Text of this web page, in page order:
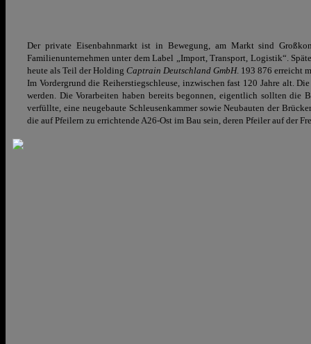
Der private Eisenbahnmarkt ist in Bewegung, am Markt sind
Familienunternehmen unter dem Label „Import, Transport, Logistik“.
heute als Teil der Holding Captrain Deutschland GmbH. 193 876 erreicht
Im Vordergrund die Reiherstiegschleuse, inzwischen fast 120 Jahre alt.
werden. Die Vorarbeiten haben bereits begonnen, eigentlich sollten
verfüllte, eine neugebaute Schleusenkammer sowie Neubauten der
die auf Pfeilern zu errichtende A26-Ost im Bau sein, deren Pfeiler auf der